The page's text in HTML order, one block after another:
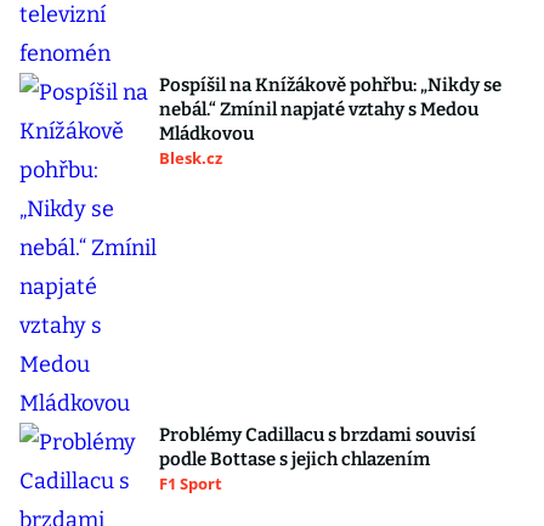
Pospíšil na Knížákově pohřbu: „Nikdy se
nebál.“ Zmínil napjaté vztahy s Medou
Mládkovou
Blesk.cz
Problémy Cadillacu s brzdami souvisí
podle Bottase s jejich chlazením
F1 Sport